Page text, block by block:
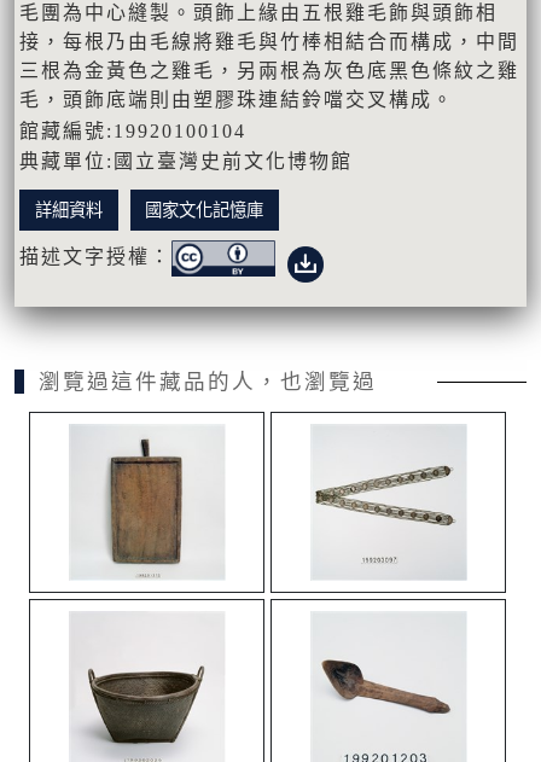
毛團為中心縫製。頭飾上緣由五根雞毛飾與頭飾相
接，每根乃由毛線將雞毛與竹棒相結合而構成，中間
三根為金黃色之雞毛，另兩根為灰色底黑色條紋之雞
毛，頭飾底端則由塑膠珠連結鈴噹交叉構成。
館藏編號:19920100104
典藏單位:國立臺灣史前文化博物館
詳細資料 國家文化記憶庫
描述文字授權：
瀏覽過這件藏品的人，也瀏覽過